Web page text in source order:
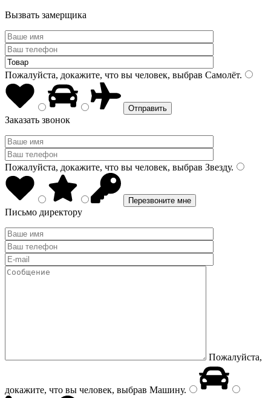
Вызвать замерщика
Пожалуйста, докажите, что вы человек, выбрав Самолёт.
Заказать звонок
Пожалуйста, докажите, что вы человек, выбрав Звезду.
Письмо директору
Пожалуйста,
докажите, что вы человек, выбрав Машину.